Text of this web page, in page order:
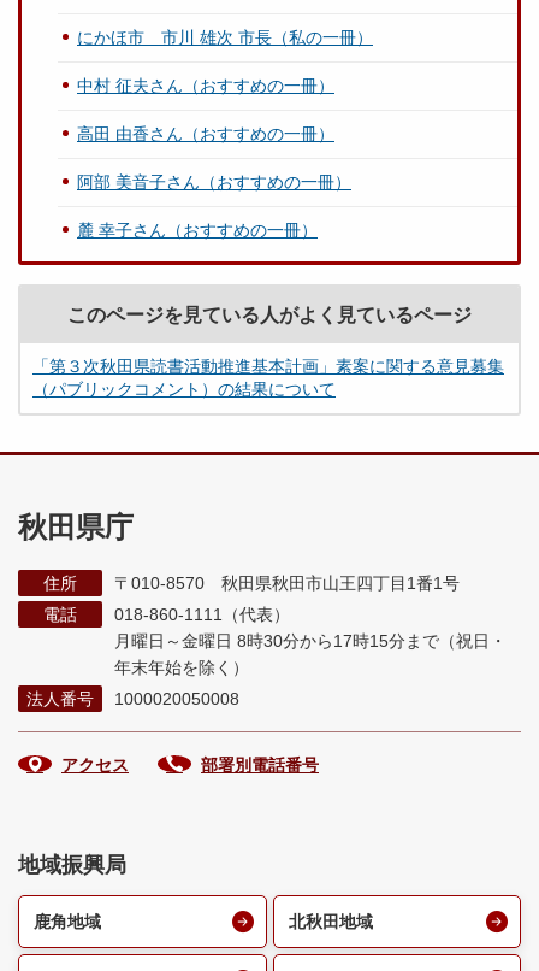
にかほ市 市川 雄次 市長（私の一冊）
中村 征夫さん（おすすめの一冊）
高田 由香さん（おすすめの一冊）
阿部 美音子さん（おすすめの一冊）
麓 幸子さん（おすすめの一冊）
このページを見ている人がよく見ているページ
「第３次秋田県読書活動推進基本計画」素案に関する意見募集
（パブリックコメント）の結果について
秋田県庁
住所
〒010-8570 秋田県秋田市山王四丁目1番1号
電話
018-860-1111（代表）
月曜日～金曜日 8時30分から17時15分まで （祝日・
年末年始を除く）
法人番号
1000020050008
アクセス 部署別電話番号
地域振興局
鹿角地域 北秋田地域